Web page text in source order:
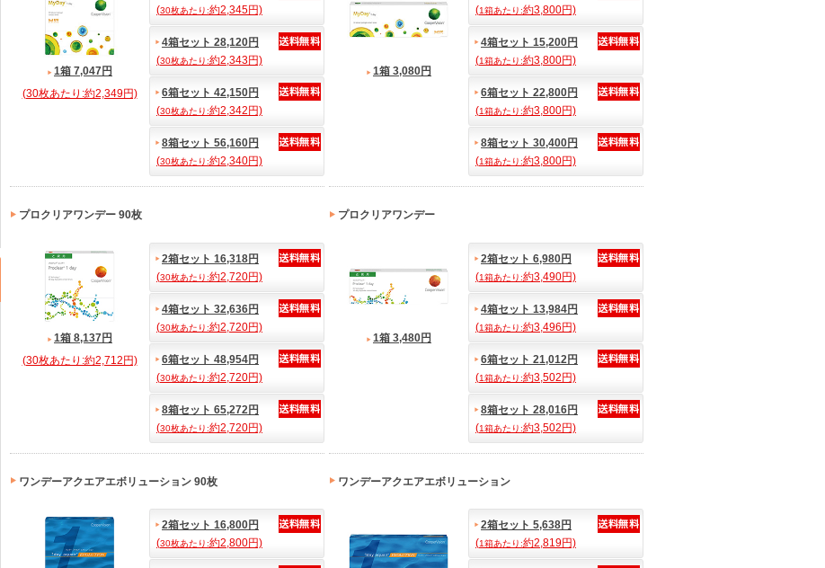
1箱 7,047円
(30枚あたり:約2,349円)
(30枚あたり:約2,345円)
4箱セット 28,120円
(30枚あたり:約2,343円)
6箱セット 42,150円
(30枚あたり:約2,342円)
8箱セット 56,160円
(30枚あたり:約2,340円)
1箱 3,080円
(1箱あたり:約3,800円)
4箱セット 15,200円
(1箱あたり:約3,800円)
6箱セット 22,800円
(1箱あたり:約3,800円)
8箱セット 30,400円
(1箱あたり:約3,800円)
プロクリアワンデー 90枚
1箱 8,137円
(30枚あたり:約2,712円)
2箱セット 16,318円
(30枚あたり:約2,720円)
4箱セット 32,636円
(30枚あたり:約2,720円)
6箱セット 48,954円
(30枚あたり:約2,720円)
8箱セット 65,272円
(30枚あたり:約2,720円)
プロクリアワンデー
1箱 3,480円
2箱セット 6,980円
(1箱あたり:約3,490円)
4箱セット 13,984円
(1箱あたり:約3,496円)
6箱セット 21,012円
(1箱あたり:約3,502円)
8箱セット 28,016円
(1箱あたり:約3,502円)
ワンデーアクエアエボリューション 90枚
2箱セット 16,800円
(30枚あたり:約2,800円)
ワンデーアクエアエボリューション
2箱セット 5,638円
(1箱あたり:約2,819円)